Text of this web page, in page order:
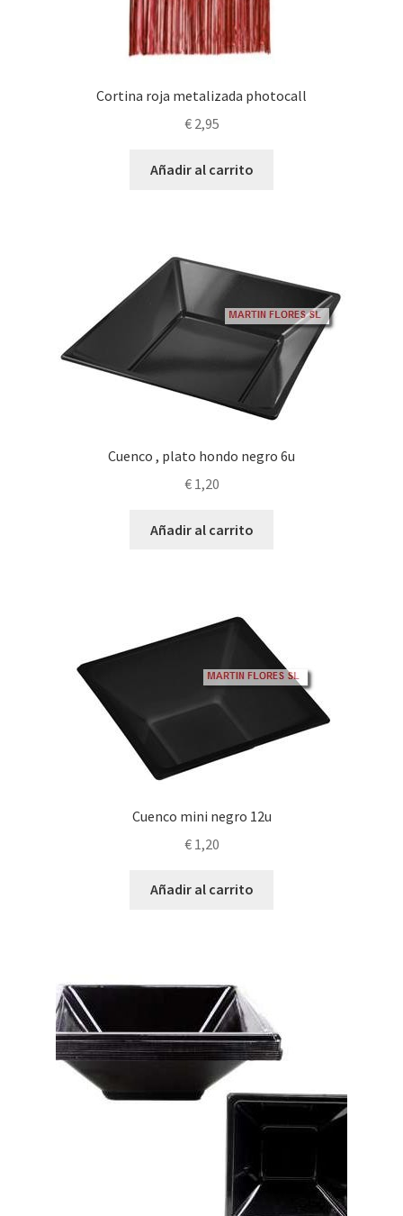
Cortina roja metalizada photocall
€2,95
Añadir al carrito
Cuenco , plato hondo negro 6u
€1,20
Añadir al carrito
Cuenco mini negro 12u
€1,20
Añadir al carrito